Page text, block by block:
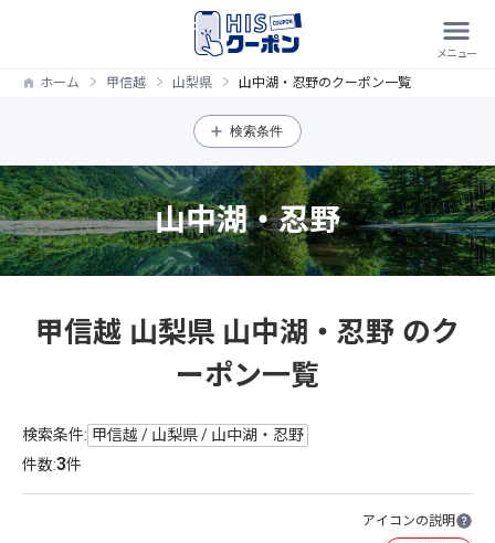
ホーム 甲信越 山梨県 山中湖・忍野のクーポン一覧
検索条件
山中湖・忍野
甲信越 山梨県 山中湖・忍野 のク
ーポン一覧
検索条件: 甲信越 / 山梨県 / 山中湖・忍野
件数:3件
アイコンの説明